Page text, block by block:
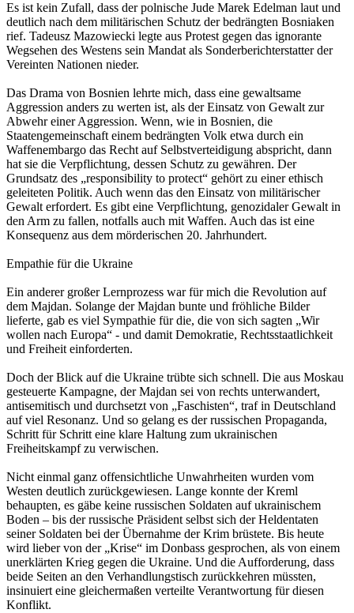
Es ist kein Zufall, dass der polnische Jude Marek Edelman laut und
deutlich nach dem militärischen Schutz der bedrängten Bosniaken
rief. Tadeusz Mazowiecki legte aus Protest gegen das ignorante
Wegsehen des Westens sein Mandat als Sonderberichterstatter der
Vereinten Nationen nieder.
Das Drama von Bosnien lehrte mich, dass eine gewaltsame
Aggression anders zu werten ist, als der Einsatz von Gewalt zur
Abwehr einer Aggression. Wenn, wie in Bosnien, die
Staatengemeinschaft einem bedrängten Volk etwa durch ein
Waffenembargo das Recht auf Selbstverteidigung abspricht, dann
hat sie die Verpflichtung, dessen Schutz zu gewähren. Der
Grundsatz des „responsibility to protect“ gehört zu einer ethisch
geleiteten Politik. Auch wenn das den Einsatz von militärischer
Gewalt erfordert. Es gibt eine Verpflichtung, genozidaler Gewalt in
den Arm zu fallen, notfalls auch mit Waffen. Auch das ist eine
Konsequenz aus dem mörderischen 20. Jahrhundert.
Empathie für die Ukraine
Ein anderer großer Lernprozess war für mich die Revolution auf
dem Majdan. Solange der Majdan bunte und fröhliche Bilder
lieferte, gab es viel Sympathie für die, die von sich sagten „Wir
wollen nach Europa“ - und damit Demokratie, Rechtsstaatlichkeit
und Freiheit einforderten.
Doch der Blick auf die Ukraine trübte sich schnell. Die aus Moskau
gesteuerte Kampagne, der Majdan sei von rechts unterwandert,
antisemitisch und durchsetzt von „Faschisten“, traf in Deutschland
auf viel Resonanz. Und so gelang es der russischen Propaganda,
Schritt für Schritt eine klare Haltung zum ukrainischen
Freiheitskampf zu verwischen.
Nicht einmal ganz offensichtliche Unwahrheiten wurden vom
Westen deutlich zurückgewiesen. Lange konnte der Kreml
behaupten, es gäbe keine russischen Soldaten auf ukrainischem
Boden – bis der russische Präsident selbst sich der Heldentaten
seiner Soldaten bei der Übernahme der Krim brüstete. Bis heute
wird lieber von der „Krise“ im Donbass gesprochen, als von einem
unerklärten Krieg gegen die Ukraine. Und die Aufforderung, dass
beide Seiten an den Verhandlungstisch zurückkehren müssten,
insinuiert eine gleichermaßen verteilte Verantwortung für diesen
Konflikt.